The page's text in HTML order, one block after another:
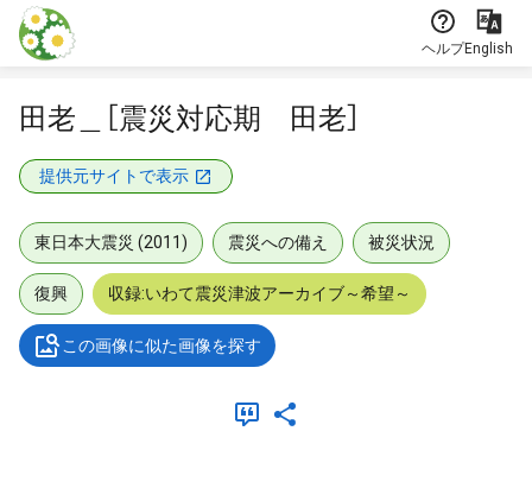
本文に飛ぶ
ヘルプEnglish
田老＿［震災対応期 田老］
提供元サイトで表示
東日本大震災 (2011) 震災への備え 被災状況
復興 収録:いわて震災津波アーカイブ～希望～
この画像に似た画像を探す